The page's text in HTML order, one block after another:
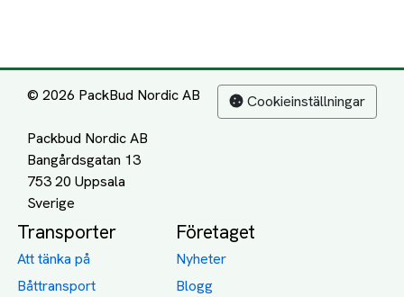
© 2026 PackBud Nordic AB
Packbud Nordic AB
Bangårdsgatan 13
753 20 Uppsala
Cookieinställningar
Transporter
Att tänka på
Båttransport
Företaget
Nyheter
Blogg